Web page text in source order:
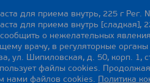
для приема внутрь, 225 г
для приема внутрь
о нежелательных
врачу, в регуляторные
ул. Шипиловская, д. 50, корп. 1,
файлы cookies.
нами файлов cookies. Политика